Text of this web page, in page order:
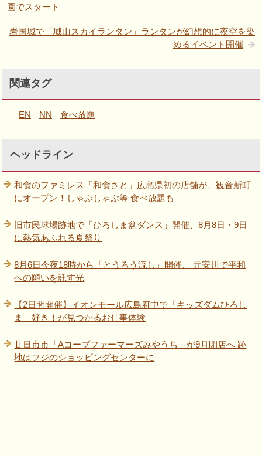
園でスタート
岩国城で「城山スカイランタン」ランタンが幻想的に夜空を染
めるイベント開催
関連タグ
EN NN 食べ放題
ヘッドライン
和食のファミレス「和食さと」広島県初の店舗が、観音新町
にオープン！しゃぶしゃぶ等 食べ放題も
旧市民球場跡地で「ひろしま盆ダンス」開催、8月8日・9日
に熱気あふれる夏祭り
8月6日今夜18時から「とうろう流し」開催、 元安川で平和
への願いを託す光
【2日間開催】イオンモール広島府中で「キッズダムひろし
ま」好き！が見つかるお仕事体験
廿日市市「Aコープファーマーズみやうち」が9月閉店へ 跡
地はフジのショッピングセンターに